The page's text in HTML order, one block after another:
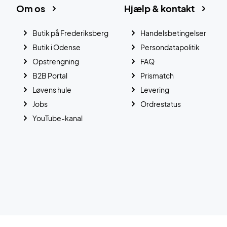
Hjælp & kontakt
Handelsbetingelser
Persondatapolitik
FAQ
Prismatch
Levering
Ordrestatus
Om os
Butik på Frederiksberg
Butik i Odense
Opstrengning
B2B Portal
Løvens hule
Jobs
YouTube-kanal